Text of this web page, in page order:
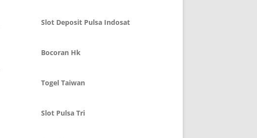
Slot Deposit Pulsa Indosat
Bocoran Hk
Togel Taiwan
Slot Pulsa Tri